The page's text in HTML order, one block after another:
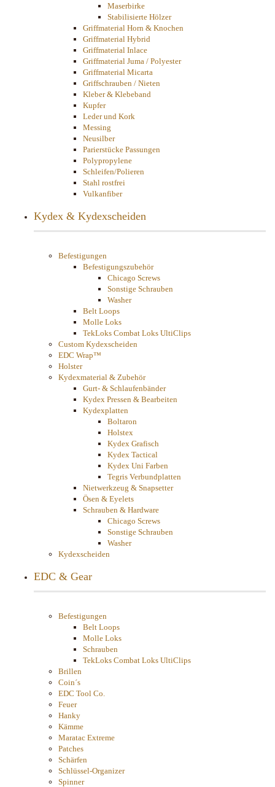
Maserbirke
Stabilisierte Hölzer
Griffmaterial Horn & Knochen
Griffmaterial Hybrid
Griffmaterial Inlace
Griffmaterial Juma / Polyester
Griffmaterial Micarta
Griffschrauben / Nieten
Kleber & Klebeband
Kupfer
Leder und Kork
Messing
Neusilber
Parierstücke Passungen
Polypropylene
Schleifen/Polieren
Stahl rostfrei
Vulkanfiber
Kydex & Kydexscheiden
Befestigungen
Befestigungszubehör
Chicago Screws
Sonstige Schrauben
Washer
Belt Loops
Molle Loks
TekLoks Combat Loks UltiClips
Custom Kydexscheiden
EDC Wrap™
Holster
Kydexmaterial & Zubehör
Gurt- & Schlaufenbänder
Kydex Pressen & Bearbeiten
Kydexplatten
Boltaron
Holstex
Kydex Grafisch
Kydex Tactical
Kydex Uni Farben
Tegris Verbundplatten
Nietwerkzeug & Snapsetter
Ösen & Eyelets
Schrauben & Hardware
Chicago Screws
Sonstige Schrauben
Washer
Kydexscheiden
EDC & Gear
Befestigungen
Belt Loops
Molle Loks
Schrauben
TekLoks Combat Loks UltiClips
Brillen
Coin´s
EDC Tool Co.
Feuer
Hanky
Kämme
Maratac Extreme
Patches
Schärfen
Schlüssel-Organizer
Spinner